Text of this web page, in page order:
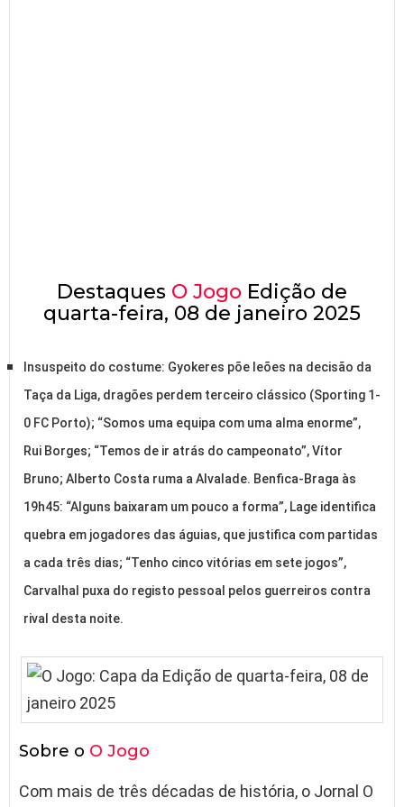
Destaques O Jogo Edição de
quarta-feira, 08 de janeiro 2025
Insuspeito do costume: Gyokeres põe leões na decisão da
Taça da Liga, dragões perdem terceiro clássico (Sporting 1-
0 FC Porto); “Somos uma equipa com uma alma enorme”,
Rui Borges; “Temos de ir atrás do campeonato”, Vítor
Bruno; Alberto Costa ruma a Alvalade. Benfica-Braga às
19h45: “Alguns baixaram um pouco a forma”, Lage identifica
quebra em jogadores das águias, que justifica com partidas
a cada três dias; “Tenho cinco vitórias em sete jogos”,
Carvalhal puxa do registo pessoal pelos guerreiros contra
rival desta noite.
Sobre o O Jogo
Com mais de três décadas de história, o Jornal O